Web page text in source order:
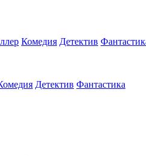
Комедия Детектив
Детектив Фантастика